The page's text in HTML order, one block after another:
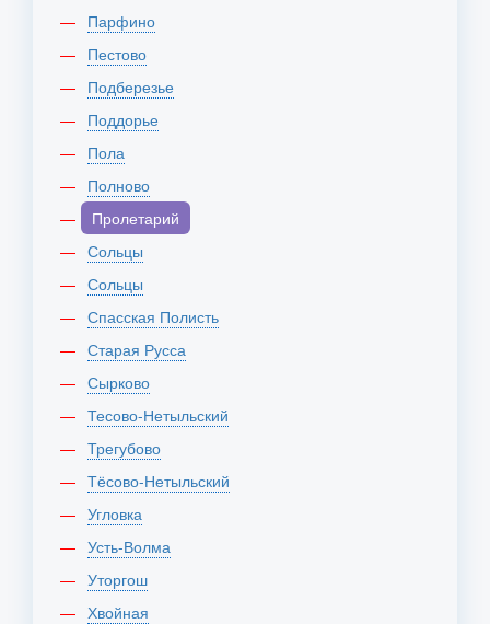
Парфино
Пестово
Подберезье
Поддорье
Пола
Полново
Пролетарий
Сольцы
Сольцы
Спасская Полисть
Старая Русса
Сырково
Тесово-Нетыльский
Трегубово
Тёсово-Нетыльский
Угловка
Усть-Волма
Уторгош
Хвойная